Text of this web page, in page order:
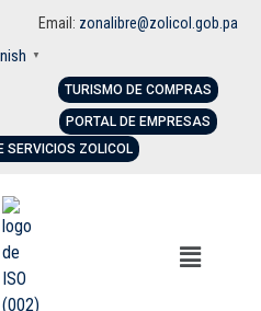
Email: zonalibre@zolicol.gob.pa
▼
TURISMO DE COMPRAS
PORTAL DE EMPRESAS
SERVICIOS ZOLICOL